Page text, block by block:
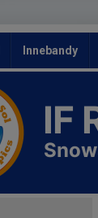
Innebandy
IF